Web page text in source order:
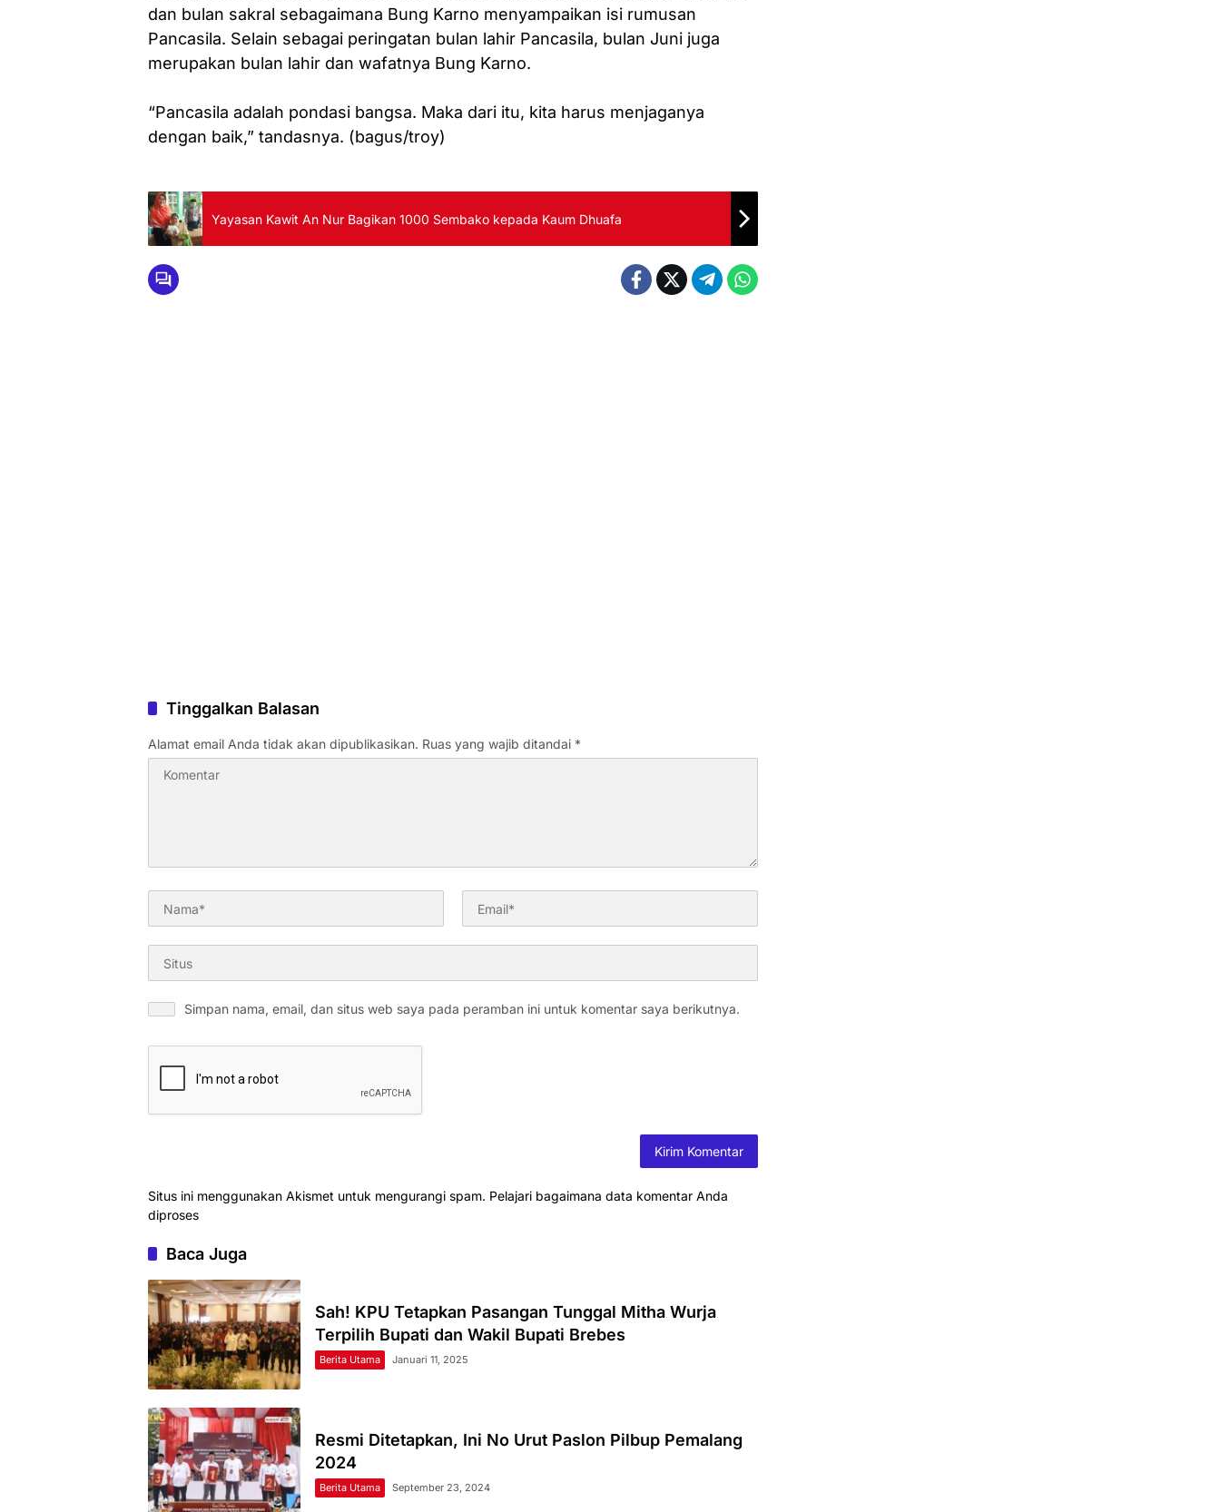
dan bulan sakral sebagaimana Bung Karno menyampaikan isi rumusan
Pancasila. Selain sebagai peringatan bulan lahir Pancasila, bulan Juni juga
merupakan bulan lahir dan wafatnya Bung Karno.
“Pancasila adalah pondasi bangsa. Maka dari itu, kita harus menjaganya
dengan baik,” tandasnya. (bagus/troy)
Yayasan Kawit An Nur Bagikan 1000 Sembako kepada Kaum Dhuafa
Tinggalkan Balasan
Alamat email Anda tidak akan dipublikasikan. Ruas yang wajib ditandai *
Simpan nama, email, dan situs web saya pada peramban ini untuk komentar saya berikutnya.
Situs ini menggunakan Akismet untuk mengurangi spam. Pelajari bagaimana data komentar Anda
diproses
Baca Juga
Sah! KPU Tetapkan Pasangan Tunggal Mitha Wurja
Terpilih Bupati dan Wakil Bupati Brebes
Berita Utama Januari 11, 2025
Resmi Ditetapkan, Ini No Urut Paslon Pilbup Pemalang
2024
Berita Utama September 23, 2024